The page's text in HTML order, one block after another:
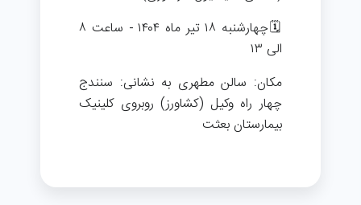
🗓چهارشنبه ۱۸ تیر ماه ۱۴۰۴ - ساعت ۸
الی ۱۳
مکان: سالن مطهری به نشانی: سنندج
چهار راه وکیل (کشاورز) روبروی کلینیک
بیمارستان بعثت